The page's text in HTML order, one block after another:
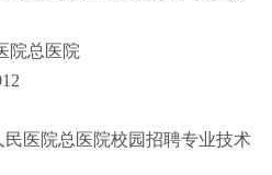
院总医院
民医院总医院校园招聘专业技术